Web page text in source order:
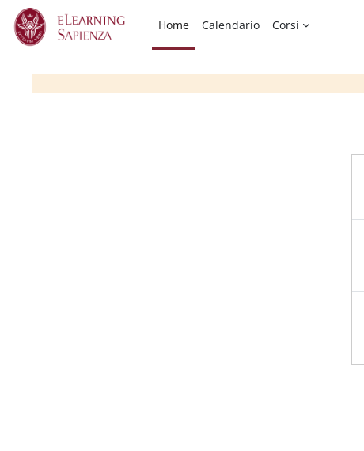
Vai al contenuto principale
Home
Calendario Corsi